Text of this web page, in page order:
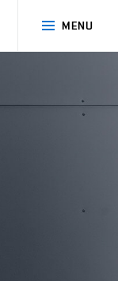
MENU